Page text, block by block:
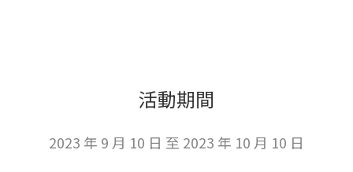
活動期間
2023 年 9 月 10 日 至 2023 年 10 月 10 日